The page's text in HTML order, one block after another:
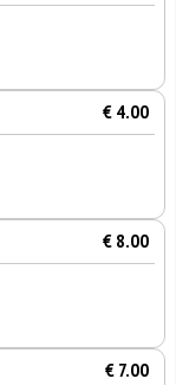
€ 4.00
€ 8.00
€ 7.00